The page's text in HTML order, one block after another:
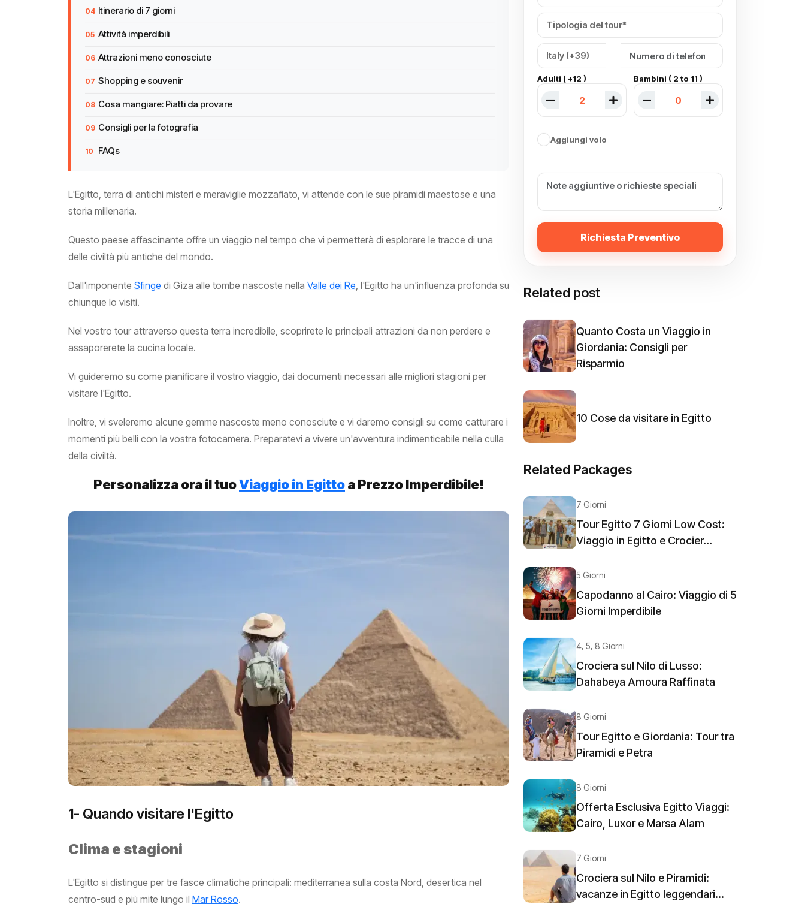
Itinerario di 7 giorni
Attività imperdibili
Attrazioni meno conosciute
Shopping e souvenir
Cosa mangiare: Piatti da provare
Consigli per la fotografia
FAQs
L'Egitto, terra di antichi misteri e meraviglie mozzafiato, vi attende con le sue piramidi maestose e una
storia millenaria.
Questo paese affascinante offre un viaggio nel tempo che vi permetterà di esplorare le tracce di una
delle civiltà più antiche del mondo.
Dall'imponente Sfinge di Giza alle tombe nascoste nella Valle dei Re, l'Egitto ha un'influenza profonda su
chiunque lo visiti.
Nel vostro tour attraverso questa terra incredibile, scoprirete le principali attrazioni da non perdere e
assaporerete la cucina locale.
Vi guideremo su come pianificare il vostro viaggio, dai documenti necessari alle migliori stagioni per
visitare l'Egitto.
Inoltre, vi sveleremo alcune gemme nascoste meno conosciute e vi daremo consigli su come catturare i
momenti più belli con la vostra fotocamera. Preparatevi a vivere un'avventura indimenticabile nella culla
della civiltà.
Personalizza ora il tuoViaggio in Egittoa Prezzo Imperdibile!
1- Quando visitare l'Egitto
Clima e stagioni
L'Egitto si distingue per tre fasce climatiche principali: mediterranea sulla costa Nord, desertica nel
centro-sud e più mite lungo il Mar Rosso.
Adulti ( +12 ) Bambini ( 2 to 11 )
Aggiungi volo
Richiesta Preventivo
Related post
Quanto Costa un Viaggio in
Giordania: Consigli per
Risparmio
10 Cose da visitare in Egitto
Related Packages
7 Giorni
Tour Egitto 7 Giorni Low Cost:
Viaggio in Egitto e Crocier...
5 Giorni
Capodanno al Cairo: Viaggio di 5
Giorni Imperdibile
4, 5, 8 Giorni
Crociera sul Nilo di Lusso:
Dahabeya Amoura Raffinata
8 Giorni
Tour Egitto e Giordania: Tour tra
Piramidi e Petra
8 Giorni
Offerta Esclusiva Egitto Viaggi:
Cairo, Luxor e Marsa Alam
7 Giorni
Crociera sul Nilo e Piramidi:
vacanze in Egitto leggendari...